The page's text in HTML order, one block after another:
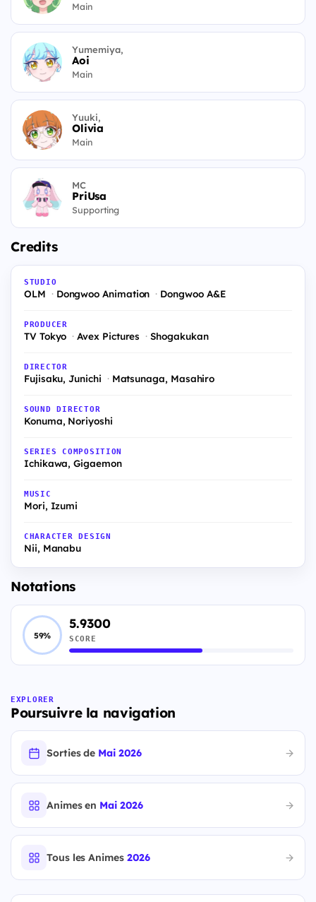
Main
Yumemiya,
Aoi
Main
Yuuki,
Olivia
Main
MC
PriUsa
Supporting
Credits
STUDIO
OLM Dongwoo Animation Dongwoo A&E
PRODUCER
TV Tokyo Avex Pictures Shogakukan
DIRECTOR
Fujisaku, Junichi Matsunaga, Masahiro
SOUND DIRECTOR
Konuma, Noriyoshi
SERIES COMPOSITION
Ichikawa, Gigaemon
MUSIC
Mori, Izumi
CHARACTER DESIGN
Nii, Manabu
Notations
59%
5.9300
SCORE
EXPLORER
Poursuivre la navigation
Sorties de Mai 2026
Animes en Mai 2026
Tous les Animes 2026